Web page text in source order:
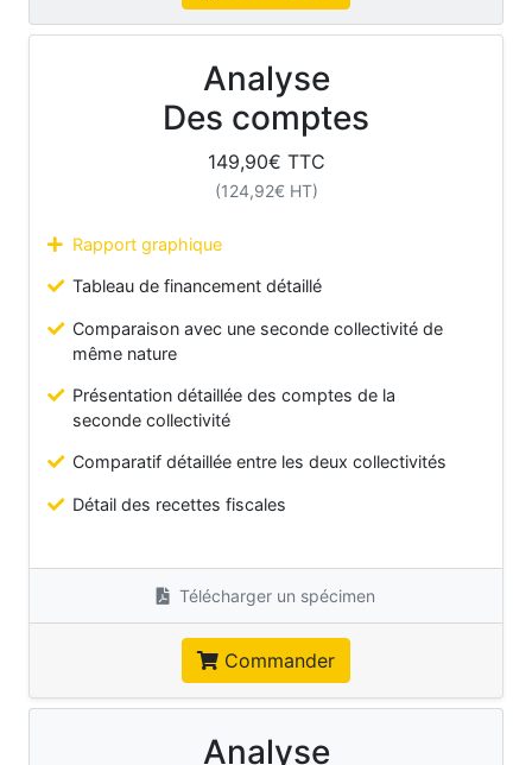
Analyse
Des comptes
149,90€ TTC
(124,92€ HT)
Rapport graphique
Tableau de financement détaillé
Comparaison avec une seconde collectivité de
même nature
Présentation détaillée des comptes de la
seconde collectivité
Comparatif détaillée entre les deux collectivités
Détail des recettes fiscales
Télécharger un spécimen
Commander
Analyse